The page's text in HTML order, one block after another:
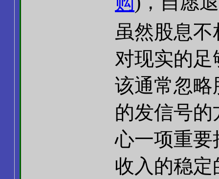
虽然股息
对现实的足
该通常忽略
的发信号的
心一项重要
收入的稳定